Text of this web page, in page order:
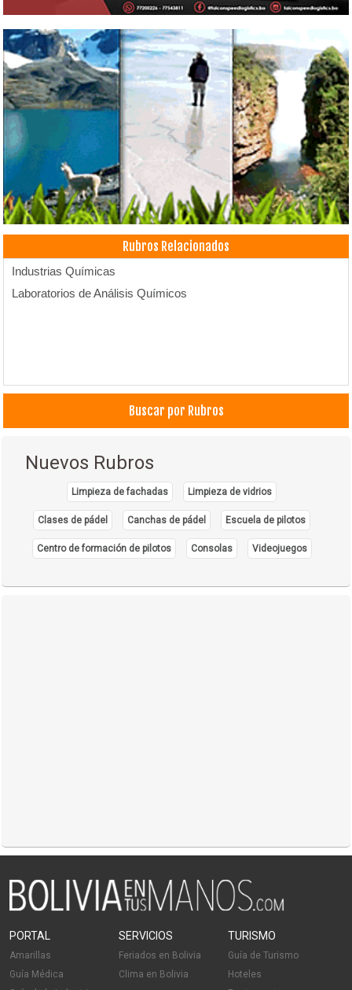
Rubros Relacionados
Industrias Químicas
Laboratorios de Análisis Químicos
Buscar por Rubros
Nuevos Rubros
Limpieza de fachadas Limpieza de vidrios
Clases de pádel Canchas de pádel Escuela de pilotos
Centro de formación de pilotos Consolas Videojuegos
PORTAL
Amarillas
Guía Médica
SERVICIOS
Feriados en Bolivia
Clima en Bolivia
TURISMO
Guía de Turismo
Hoteles